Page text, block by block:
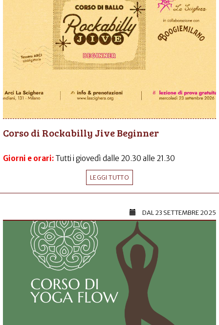
Corso di Rockabilly Jive Beginner
Giorni e orari: Tutti i giovedì dalle 20.30 alle 21.30
LEGGI TUTTO
DAL23 SETTEMBRE 2025